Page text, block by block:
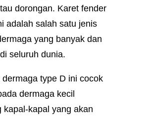
dorongan. Karet fender
adalah salah satu jenis
yang banyak dan
seluruh dunia.
type D ini cocok
dermaga kecil
kapal-kapal yang akan